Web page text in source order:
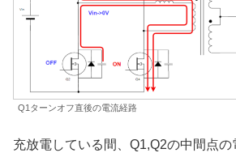
Q1ターンオフ直後の電流経路
充放電している間、Q1,Q2の中間点